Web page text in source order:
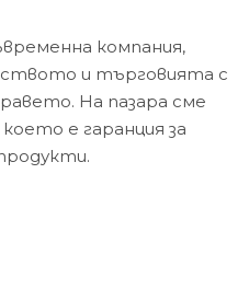
компания,
и търговията с
На пазара сме
е гаранция за